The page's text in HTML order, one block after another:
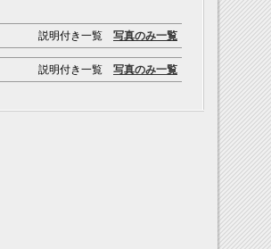
説明付き一覧 写真のみ一覧
説明付き一覧 写真のみ一覧